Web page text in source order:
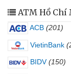
ATM Hồ Chí
ACB (201)
VietinBank
BIDV (150)